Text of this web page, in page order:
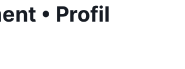
• Profil